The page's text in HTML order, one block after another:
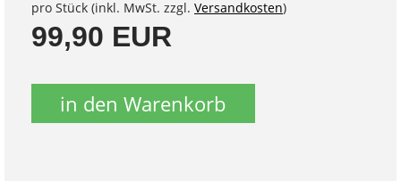
pro Stück (inkl. MwSt. zzgl. Versandkosten)
99,90 EUR
in den Warenkorb